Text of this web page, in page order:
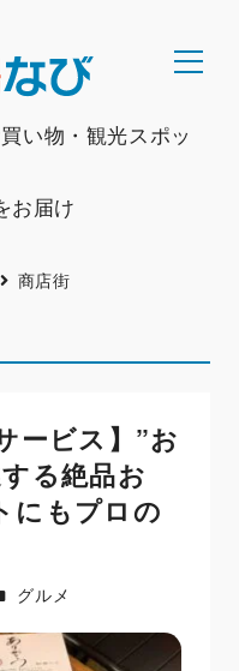
い物・観光スポッ
お届け
商店街
ービス】”お
る絶品お
にもプロの
グルメ